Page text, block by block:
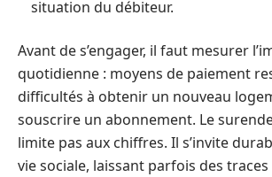
situation du débiteur.
Avant de s’engager, il faut mesurer
quotidienne : moyens de paiement
difficultés à obtenir un nouveau
souscrire un abonnement. Le
limite pas aux chiffres. Il s’invite
vie sociale, laissant parfois des